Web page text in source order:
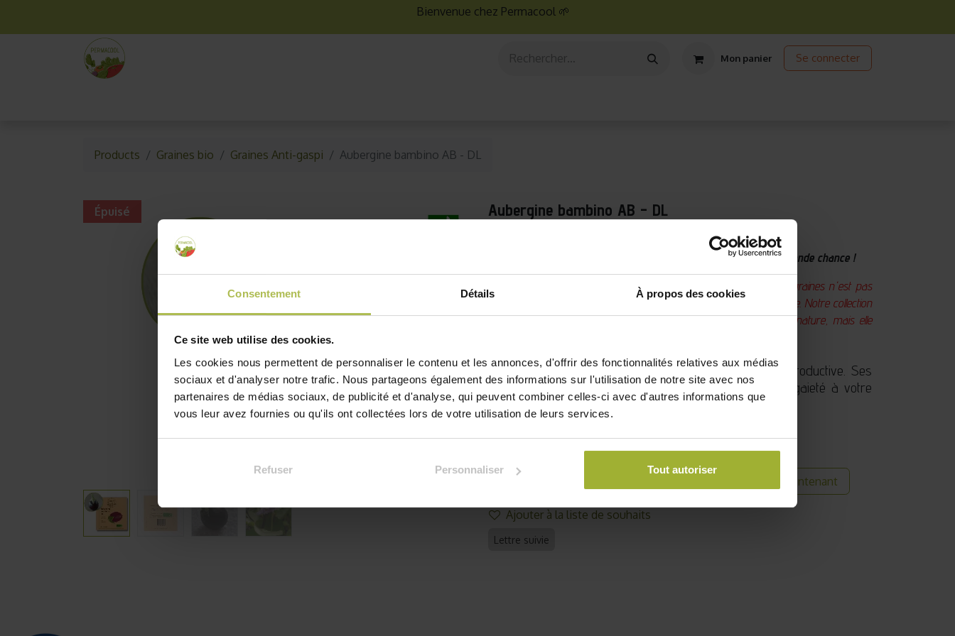
Consentement Détails À propos des cookies
Ce site web utilise des cookies.
Les cookies nous permettent de personnaliser le contenu et les annonces, d'offrir des fonctionnalités relatives aux médias
sociaux et d'analyser notre trafic. Nous partageons également des informations sur l'utilisation de notre site avec nos
partenaires de médias sociaux, de publicité et d'analyse, qui peuvent combiner celles-ci avec d'autres informations que
vous leur avez fournies ou qu'ils ont collectées lors de votre utilisation de leurs services.
Refuser Personnaliser Tout autoriser
Bienvenue chez Permacool 🌱
Mon panier Se connecter
Products Graines bio Graines Anti-gaspi Aubergine bambino AB - DL
Épuisé Aubergine bambino AB - DL
Découvrez notre sélection unique de graines prêtes pour une seconde chance !
Saviez-vous que la mention "à utiliser avant" sur vos sachets de graines n'est pas
une limite stricte, mais plutôt un guide pou​r une germination optimale. Notre collection
spéciale offre non seulement​ une seconde vie à ces trésors de la nature, mais elle
L'aubergine bambino est une magnifique variété très productive. Ses
mini fruits ronds et violets apporteront une touche de gaieté à votre
extérieur et un parfum de méditerranée à votre assiette !
1,37€ TVA comprise2,90€
Acheter maintenant
Ajouter à la liste de souhaits
Lettre suivie